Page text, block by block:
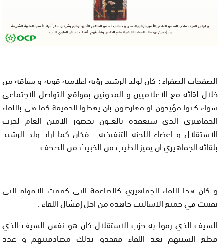
الصفحات الصفراء: كان لولد الرشيد رؤية اعلامية قوية و سباقة من
خلال لقائه مع الاعلاميين و المدونين بمواقع التواصل الاجتماعي
سواء كانوا مؤيدون او معارضون بان يغطوا الحقيقة كما هي باللقاء
الجماهيري الذي سيعقده بالعيون بحضور الامين العام لحزب
الاستقلال و اعضاء اللجنة التنفيذية . فكان كما اراد ولد الرشيد
بلقائه الجماهيري ان يميز الطيب من الخبيث من الصحف .
و كان هذا اللقاء الجماهيري كالصاعقة التي كممت الافواه التي
تفننت في جميع الاساليب جاهدة من اجل إفشال اللقاء .
السيف الذي رموا به حزب الاستقلال كان هو نفس السيف الذي
قطع السنتهم بعد اللقاء ففقدو بذلك مصادقيتهم و عدد